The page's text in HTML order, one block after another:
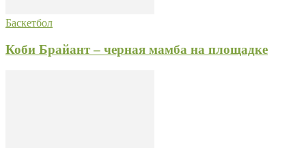
Баскетбол
Коби Брайант – черная мамба на площадке